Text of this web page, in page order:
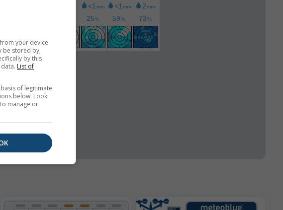
your device
be stored by,
by this
List of
of legitimate
below. Look
manage or